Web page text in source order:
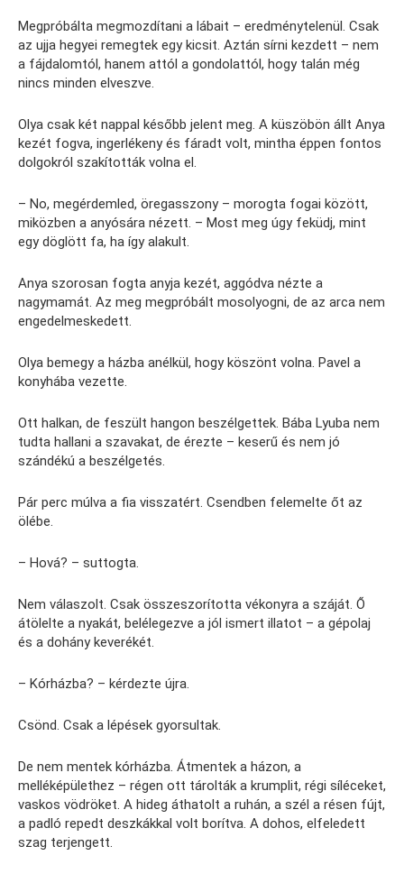
Megpróbálta megmozdítani a lábait – eredménytelenül. Csak
az ujja hegyei remegtek egy kicsit. Aztán sírni kezdett – nem
a fájdalomtól, hanem attól a gondolattól, hogy talán még
nincs minden elveszve.
Olya csak két nappal később jelent meg. A küszöbön állt Anya
kezét fogva, ingerlékeny és fáradt volt, mintha éppen fontos
dolgokról szakították volna el.
– No, megérdemled, öregasszony – morogta fogai között,
miközben a anyósára nézett. – Most meg úgy feküdj, mint
egy döglött fa, ha így alakult.
Anya szorosan fogta anyja kezét, aggódva nézte a
nagymamát. Az meg megpróbált mosolyogni, de az arca nem
engedelmeskedett.
Olya bemegy a házba anélkül, hogy köszönt volna. Pavel a
konyhába vezette.
Ott halkan, de feszült hangon beszélgettek. Bába Lyuba nem
tudta hallani a szavakat, de érezte – keserű és nem jó
szándékú a beszélgetés.
Pár perc múlva a fia visszatért. Csendben felemelte őt az
ölébe.
– Hová? – suttogta.
Nem válaszolt. Csak összeszorította vékonyra a száját. Ő
átölelte a nyakát, belélegezve a jól ismert illatot – a gépolaj
és a dohány keverékét.
– Kórházba? – kérdezte újra.
Csönd. Csak a lépések gyorsultak.
De nem mentek kórházba. Átmentek a házon, a
melléképülethez – régen ott tárolták a krumplit, régi síléceket,
vaskos vödröket. A hideg áthatolt a ruhán, a szél a résen fújt,
a padló repedt deszkákkal volt borítva. A dohos, elfeledett
szag terjengett.